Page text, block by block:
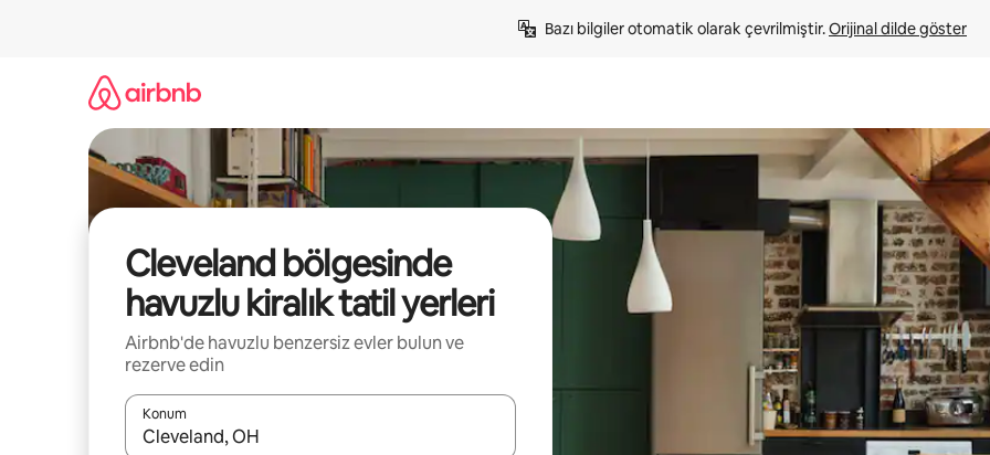
Bazı bilgiler otomatik olarak çevrilmiştir. Orijinal dilde göster
Cleveland bölgesinde
havuzlu kiralık tatil yerleri
Airbnb'de havuzlu benzersiz evler bulun ve
rezerve edin
Konum
Sonuçlar kullanılabilir olduğunda yukarı ve aşağı oklarıyla gezinin veya dokunarak ya da kaydırma hareketleriyle